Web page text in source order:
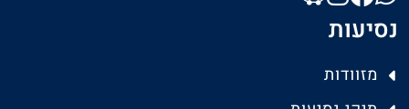
נסיעות
מזוודות